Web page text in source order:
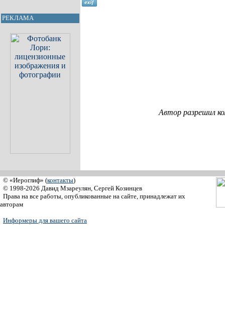
РЕКЛАМА
Автор разрешил
© «Иероглиф» (контакты)
© 1998-2026 Давид Мзареулян, Сергей Козинцев
Права на все работы, опубликованные на сайте, принадлежат их
авторам
Информеры для вашего сайта